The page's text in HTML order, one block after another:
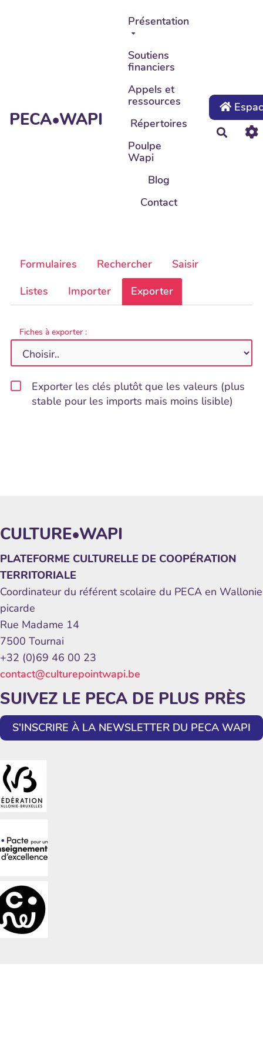
Aller au contenu principal
PECA•WAPI
Présentation
Soutiens
financiers
Appels et
ressources
Répertoires
Poulpe
Wapi
Blog
Contact
Formulaires Rechercher
Saisir
Listes
Importer Exporter
Fiches à exporter :
Exporter les clés plutôt que les valeurs (plus
stable pour les imports mais moins lisible)
CULTURE•WAPI
PLATEFORME CULTURELLE DE COOPÉRATION
TERRITORIALE
Coordinateur du référent scolaire du PECA en Wallonie
picarde
Rue Madame 14
7500 Tournai
+32 (0)69 46 00 23
contact@culturepointwapi.be
SUIVEZ LE PECA DE PLUS PRÈS
S'INSCRIRE À LA NEWSLETTER DU PECA WAPI